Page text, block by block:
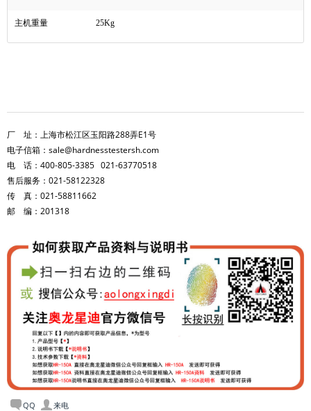
主机重量 25Kg
厂 址：上海市松江区玉阳路288弄E1号
电子信箱：sale@hardnesstestersh.com
电 话：400-805-3385 021-63770518
售后服务：021-58122328
传 真：021-58811662
邮 编：201318
QQ 来电